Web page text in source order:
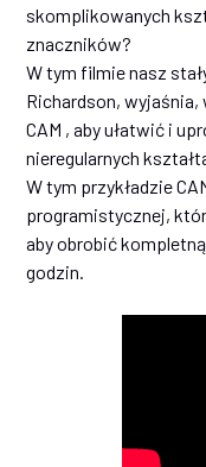
skomplikowanych
znaczników?
W tym filmie nasz
Richardson,
CAM , aby ułatwić i
nieregularnych
W tym przykładzie
programistycznej,
aby obrobić
godzin.